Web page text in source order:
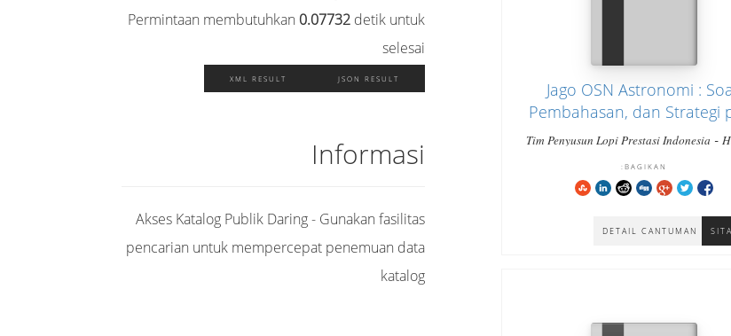
Jago OSN Astronomi :
Pembahasan, dan Strategi
bisa cara cepat paham
Sederajat
Tim Penyusun Lopi Prestasi Indonesia -
DETAIL CANTUMAN
BAGIKAN:
Permintaan membutuhkan 0.07732detik untuk
selesai
XML RESULT JSON RESULT
Informasi
Akses Katalog Publik Daring - Gunakan fasilitas
pencarian untuk mempercepat penemuan data
katalog